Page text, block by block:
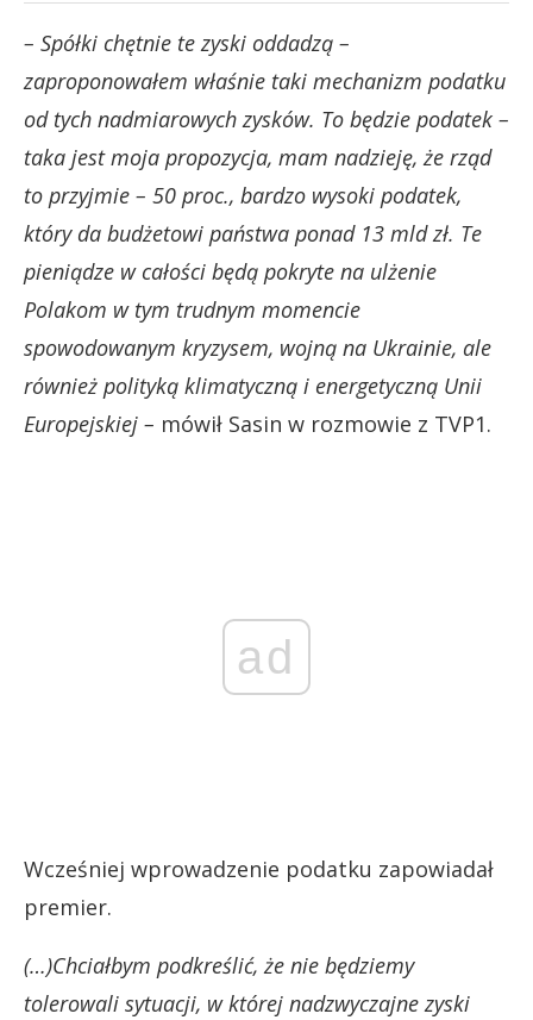
– Spółki chętnie te zyski oddadzą –
zaproponowałem właśnie taki mechanizm podatku
od tych nadmiarowych zysków. To będzie podatek –
taka jest moja propozycja, mam nadzieję, że rząd
to przyjmie – 50 proc., bardzo wysoki podatek,
który da budżetowi państwa ponad 13 mld zł. Te
pieniądze w całości będą pokryte na ulżenie
Polakom w tym trudnym momencie
spowodowanym kryzysem, wojną na Ukrainie, ale
również polityką klimatyczną i energetyczną Unii
Europejskiej – mówił Sasin w rozmowie z TVP1.
ad
Wcześniej wprowadzenie podatku zapowiadał
premier.
(…)Chciałbym podkreślić, że nie będziemy
tolerowali sytuacji, w której nadzwyczajne zyski